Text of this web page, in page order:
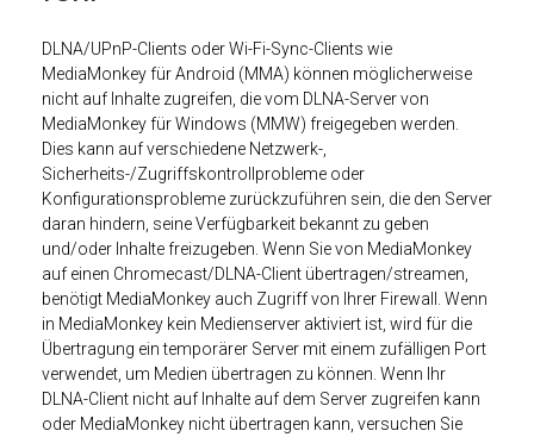
DLNA/UPnP-Clients oder Wi-Fi-Sync-Clients wie
MediaMonkey für Android (MMA) können möglicherweise
nicht auf Inhalte zugreifen, die vom DLNA-Server von
MediaMonkey für Windows (MMW) freigegeben werden.
Dies kann auf verschiedene Netzwerk-,
Sicherheits-/Zugriffskontrollprobleme oder
Konfigurationsprobleme zurückzuführen sein, die den Server
daran hindern, seine Verfügbarkeit bekannt zu geben
und/oder Inhalte freizugeben. Wenn Sie von MediaMonkey
auf einen Chromecast/DLNA-Client übertragen/streamen,
benötigt MediaMonkey auch Zugriff von Ihrer Firewall. Wenn
in MediaMonkey kein Medienserver aktiviert ist, wird für die
Übertragung ein temporärer Server mit einem zufälligen Port
verwendet, um Medien übertragen zu können. Wenn Ihr
DLNA-Client nicht auf Inhalte auf dem Server zugreifen kann
oder MediaMonkey nicht übertragen kann, versuchen Sie